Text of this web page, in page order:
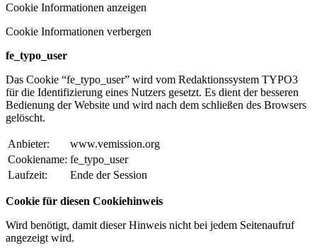
Cookie Informationen anzeigen
Cookie Informationen verbergen
fe_typo_user
Das Cookie “fe_typo_user” wird vom Redaktionssystem TYPO3
für die Identifizierung eines Nutzers gesetzt. Es dient der besseren
Bedienung der Website und wird nach dem schließen des Browsers
gelöscht.
Anbieter:
www.vemission.org
Cookiename: fe_typo_user
Laufzeit:
Ende der Session
Cookie für diesen Cookiehinweis
Wird benötigt, damit dieser Hinweis nicht bei jedem Seitenaufruf
angezeigt wird.